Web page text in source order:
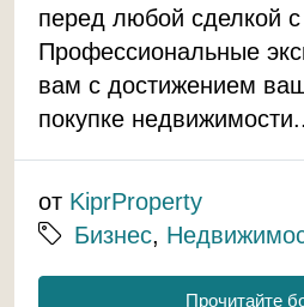
перед любой сделкой
Профессиональные
вам с достижением
покупке
от KiprProperty
Бизнес,
Прочитайте